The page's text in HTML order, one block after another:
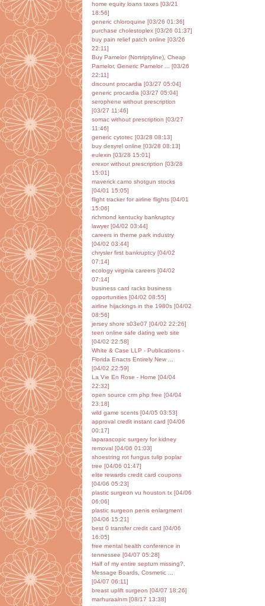
home equity loans taxes [03/21
18:56]
generic chloroquine [03/26 01:36]
purchase cholestoplex [03/26 01:37]
buy pain relief patch online [03/26
22:11]
Buy Pamelor (Nortriptyline), Cheap
Pamelor, Generic Pamelor ... [03/26
22:11]
discount procardia [03/27 05:04]
generic procardia [03/27 05:04]
serophene without prescription
[03/27 11:46]
somac without prescription [03/27
11:46]
generic cytotec [03/28 08:13]
buy desyrel online [03/28 08:13]
eulexin [03/28 15:01]
erexor without prescription [03/28
15:01]
maverick camo shotgun stocks
[04/01 15:05]
flight tracker for airline flights [04/01
15:06]
richmond kentucky bankruptcy
lawyer [04/02 03:44]
careers in theme park industry
[04/02 03:44]
chrysler first bankruptcy [04/02
07:14]
ecology virginia careers [04/02
07:14]
business card racks business
opportunities [04/02 08:55]
airline hijackings in the 1980s [04/02
08:56]
jersey shore s03e07 [04/02 22:26]
teen online safe dating web site
[04/02 22:58]
White & Case LLP - Publications -
Florida Enacts Entirely New ...
[04/02 22:59]
La Vie En Rose - Home [04/04
22:32]
open source crm php free [04/04
23:18]
wild game scents [04/05 03:53]
approval credit instant card [04/06
00:17]
laparascopic surgery for kidney
removal [04/06 01:03]
shoestring rot fungus tulip poplar
tree [04/06 01:47]
elite rewards credit card coupons
[04/06 05:23]
plastic surgeon vu houston tx [04/06
06:06]
plastic surgeon penis enlargment
[04/06 15:21]
best 0 transfer credit card [04/06
16:05]
free mental health conference in
tennessee [04/07 05:28]
Half of my entire septum missing?,
Message Boards, Cosmetic ...
[04/07 06:11]
breast uplift surgeon [04/07 18:26]
marhuraalnm [08/17 13:38]